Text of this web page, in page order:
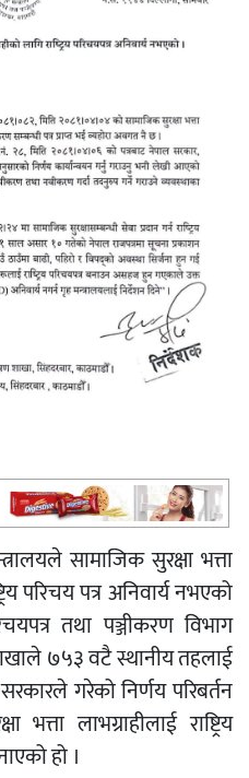
सामाजिक सुरक्षा भत्ता
परिचय पत्र अनिवार्य नभएको
तथा पञ्जीकरण विभाग
७५३ वटै स्थानीय तहलाई
गरेको निर्णय परिबर्तन
लाभग्राहीलाई राष्ट्रिय
हो ।